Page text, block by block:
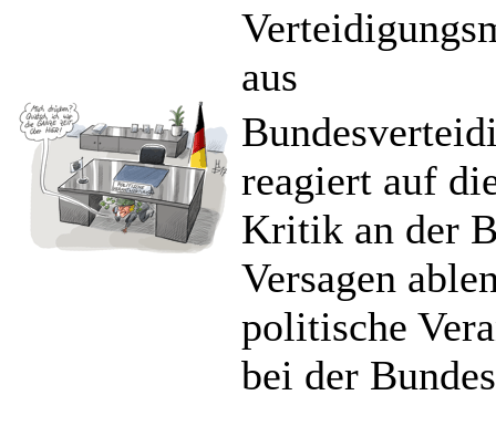
aus
reagiert auf
Kritik an der
Versagen
politische
bei der